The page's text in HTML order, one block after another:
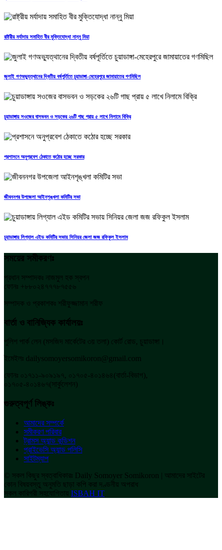
রাষ্ট্রীয় মর্যাদায় সমাহিত বীর মুক্তিযোদ্ধা নান্নু মিয়া
জুলাই গণঅভ্যুত্থানের দ্বিতীয় বর্ষপূর্তিতে চুয়াডাঙ্গা-মেহেরপুরে জামায়াতের গণমিছিল
চুয়াডাঙ্গায় সওজের বাসভবন ও সড়কের ২৬টি গাছ প্রায় ৫ লাখে নিলামে বিক্রি
প্রশাসনে অনুপ্রবেশ ঠেকাতে কঠোর হচ্ছে সরকার
জীবননগর উপজেলা আইনশৃঙ্খলা কমিটির সভা
চুয়াডাঙ্গায় লিগ্যাল এইড কমিটির সভায় সিনিয়র জেলা জজ রফিকুল ইসলাম
সময়ের সমীকরণঃ
প্রধান সম্পাদকঃ নাজমুল হক স্বপন
ফোনঃ +৮৮০২৪৭৭৭৮৭৫৫৬
সম্পাদক ও প্রকাশকঃ শরীফুজ্জামান শরীফ
বার্তা ও বানিজ্যিক কার্যালয়ঃ
পুলিশ পার্ক লেন (মসজিদ মার্কেটের ৩য় তলা) কোর্ট রোড, চুয়াডাঙ্গা।
ইমেইলঃ dailysomoyersomikoron@gmail.com
ফোনঃ ০১৭১১-৯০৯১৯৭, ০১৭০৫-৪০১৪৬৪(বার্তা-বিভাগ),
০১৭০৫-৪০১৪৬৭(সার্কুলেশন)
গুরুত্বপূর্ণ লিঙ্কঃ
আমাদের সম্পর্কে
সমীকরণ পরিবার
ট্রামস অ্যান্ড কন্ডিশন
প্রাইভেসি অ্যান্ড পলিসি
সাইটম্যাপ
© সকল কিছুর স্বত্বাধিকারঃ Daily Somoyer Somikoron | আমাদের সাইটের
কোন বিষয়বস্তু অনুমতি ছাড়া কপি করা দণ্ডনীয় অপরাধ
সকল কারিগরী সহযোগিতায় ISBAH IT